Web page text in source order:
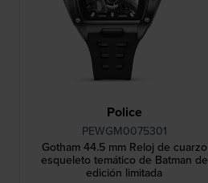
Police
PEWGM0075301
Gotham 44.5 mm Reloj de cuarzo
esqueleto temático de Batman de
edición limitada